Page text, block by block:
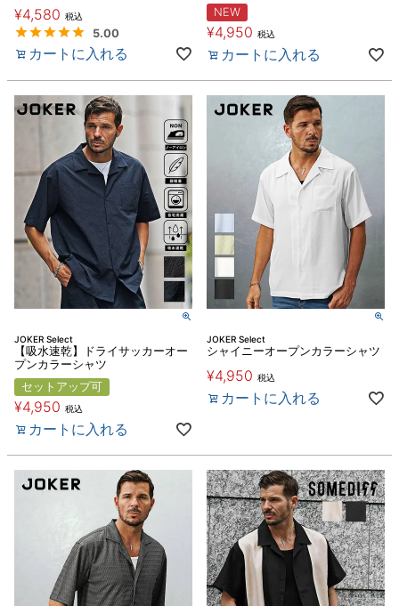
¥4,580 税込
5.00
カートに入れる
NEW
¥4,950 税込
カートに入れる
JOKER Select
【吸水速乾】ドライサッカーオー
プンカラーシャツ
セットアップ可
¥4,950 税込
カートに入れる
JOKER Select
シャイニーオープンカラーシャツ
¥4,950 税込
カートに入れる